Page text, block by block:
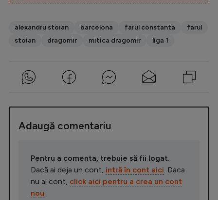
alexandru stoian barcelona farul constanta
farul
stoian
dragomir mitica dragomir liga 1
Adaugă comentariu
Pentru a comenta, trebuie să fii logat.
Dacă ai deja un cont, intră în cont aici. Daca
nu ai cont, click aici pentru a crea un cont
nou.